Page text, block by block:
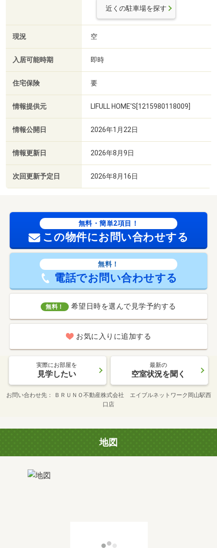
近くの駐車場を探す
現況 空
入居可能時期 即時
住宅保険 要
情報提供元 LIFULL HOME'S[1215980118009]
情報公開日 2026年1月22日
情報更新日 2026年8月9日
次回更新予定日 2026年8月16日
無料・簡単2項目！
この物件にお問い合わせする
無料！
電話でお問い合わせする
無料！ 希望日時を選んで見学予約する
お気に入りに追加する
実際にお部屋を
見学したい
最新の
空室状況を聞く
お問い合わせ先
ＢＲＵＮＯ不動産株式会社 エイブルネットワーク岡山駅西
口店
地図